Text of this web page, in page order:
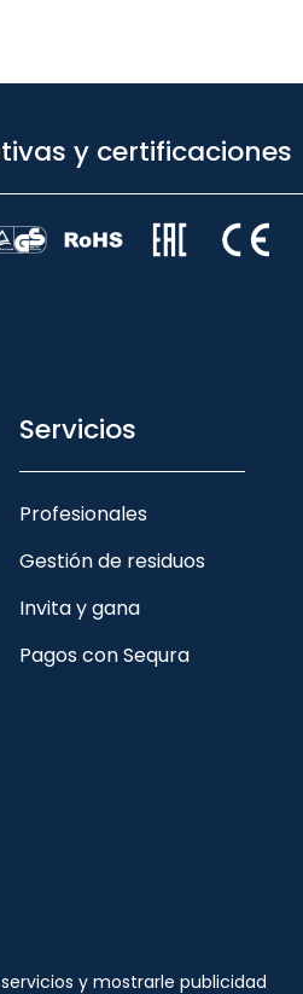
y certificaciones
Servicios
Profesionales
Gestión de residuos
Invita y gana
Pagos con Sequra
y mostrarle publicidad
- ORION91 - CIF B10982650-